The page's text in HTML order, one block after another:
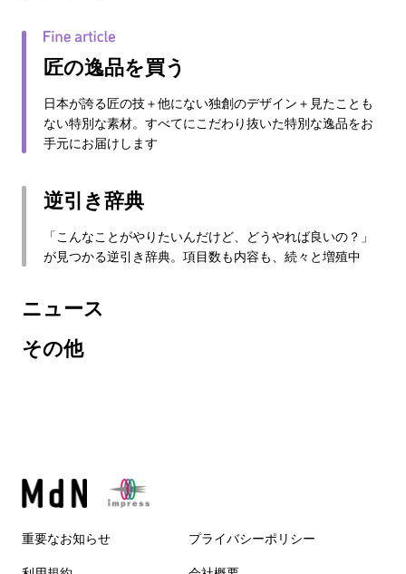
匠の逸品を買う
日本が誇る匠の技＋他にない独創のデザイン＋見たことも
ない特別な素材。すべてにこだわり抜いた特別な逸品をお
手元にお届けします
逆引き辞典
「こんなことがやりたいんだけど、どうやれば良いの？」
が見つかる逆引き辞典。項目数も内容も、続々と増殖中
ニュース
その他
重要なお知らせ プライバシーポリシー